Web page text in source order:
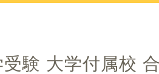
受験 大学付属校